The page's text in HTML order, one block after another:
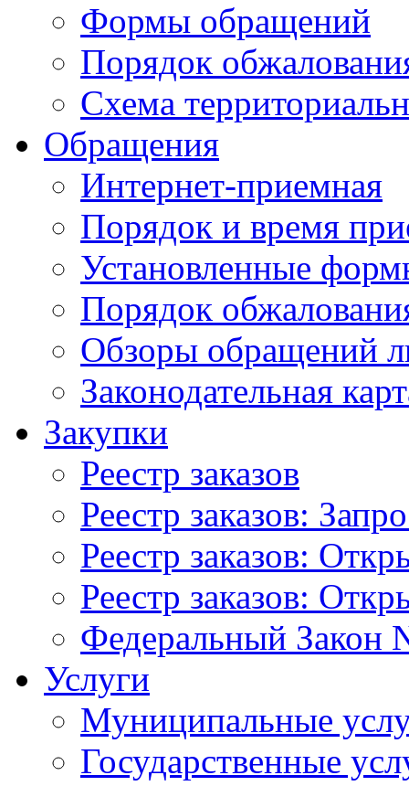
Формы обращений
Порядок
Схема
Обращения
Интернет-приемная
Порядок и время
Установленные
Порядок
Обзоры обращений
Законодательная
Закупки
Реестр заказов
Реестр заказов:
Реестр заказов:
Реестр заказов:
Федеральный Закон
Услуги
Муниципальные
Государственные